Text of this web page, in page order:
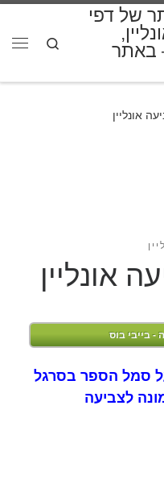
של דפי
באתר
Search
אונליין
אונליין
- בייבי בוס
סמל הספר בסרגל
לצביעה